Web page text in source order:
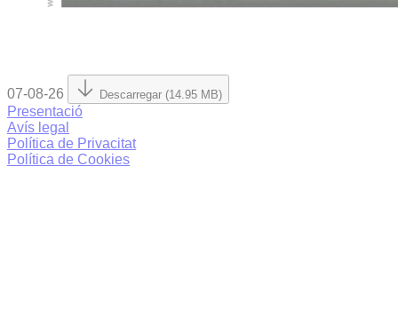
07-08-26 Descarregar (14.95 MB)
Presentació
Avís legal
Política de Privacitat
Política de Cookies